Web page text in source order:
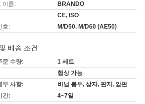
이름:
BRANDO
CE, ISO
호:
M/D50, M/D60 (AE50)
배송 조건:
문 수량:
1 세트
협상 가능
부 사항:
비닐 봉투, 상자, 판지, 깔판
간:
4~7일